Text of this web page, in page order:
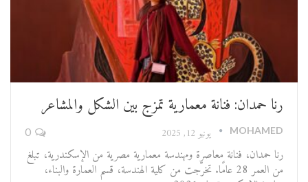
رنا حمدان: فنانة معمارية تمزج بين الشكل والمشاعر
MOHAMED يونيو 12, 2025
رنا حمدان، فنانة معاصرة ومهندسة معمارية مصرية من الإسكندرية، تبلغ
من العمر 28 عامًا. تخرّجت من كلية الهندسة، قسم العمارة والبناء،